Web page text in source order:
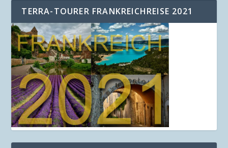
TERRA-TOURER FRANKREICHREISE 2021